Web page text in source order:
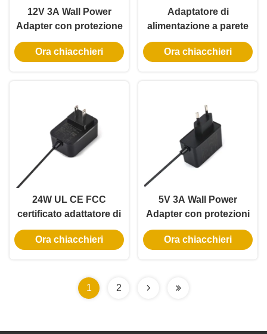
12V 3A Wall Power
Adapter con protezione
da cortocircuito e
certificazione UL per
Ora chiacchieri
Adaptatore di
alimentazione a parete
monofase certificato
UKCA da 30 W con
Ora chiacchieri
24W UL CE FCC
certificato adattatore di
alimentazione a parete
monofase con
Ora chiacchieri
5V 3A Wall Power
Adapter con protezioni
multiple e garanzia di 3
anni per Raspberry Pi
Ora chiacchieri
1 2